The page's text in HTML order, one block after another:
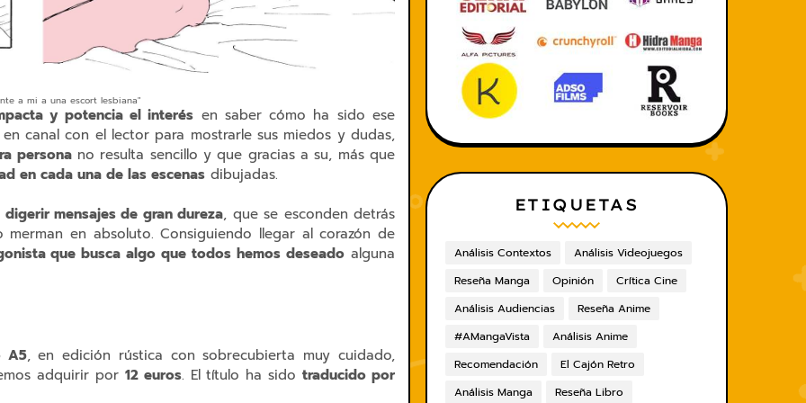
a mi a una escort lesbiana"
y potencia el interés en saber cómo ha sido ese
canal con el lector para mostrarle sus miedos y dudas,
personano resulta sencillo y que gracias a su, más que
en cada una de las escenas dibujadas.
mensajes de gran dureza, que se esconden detrás
en absoluto. Consiguiendo llegar al corazón de
que busca algo que todos hemos deseado alguna
A5, en edición rústica con sobrecubierta muy cuidado,
adquirir por 12 euros. El título ha sidotraducido por
ETIQUETAS
Análisis Contextos
Análisis Videojuegos
Reseña Manga
Opinión
Crítica Cine
Análisis Audiencias
Reseña Anime
#AMangaVista
Análisis Anime
Recomendación
El Cajón Retro
Análisis Manga
Reseña Libro